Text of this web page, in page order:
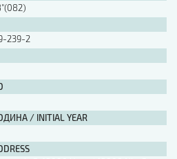
239-2
/ INITIAL YEAR